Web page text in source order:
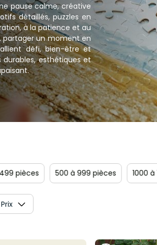
pause calme, créative
détaillés, puzzles en
à la patience et au
partager un moment en
défi, bien-être et
durables, esthétiques et
500 à 999 pièces 1000 à 1499 pièces
Prix